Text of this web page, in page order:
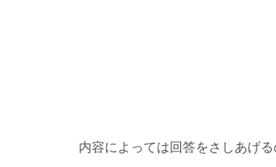
内容によっては回答をさしあげ